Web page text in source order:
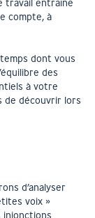
travail entraîne
compte, à
dont vous
des
à votre
de découvrir lors
d’analyser
voix »
injonctions